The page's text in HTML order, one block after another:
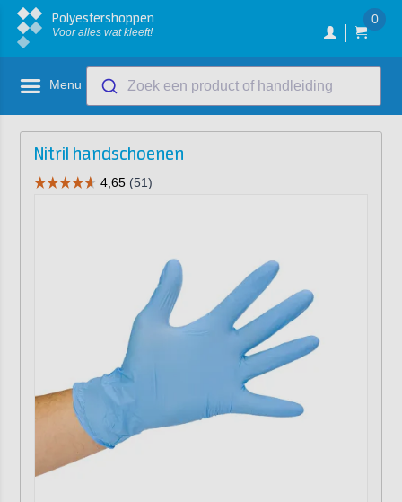
Polyestershoppen
Voor alles wat kleeft!
0
Menu Zoek een product of handleiding
Nitril handschoenen